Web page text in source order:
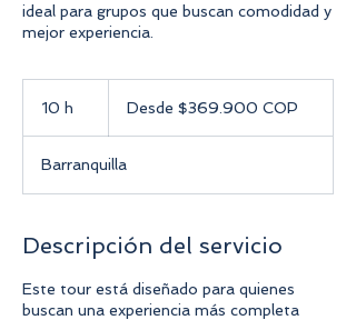
ideal para grupos que buscan comodidad y
mejor experiencia.
10 h
h
COPDesde $369.900 COP
Barranquilla
Descripción del servicio
Este tour está diseñado para quienes
buscan una experiencia más completa